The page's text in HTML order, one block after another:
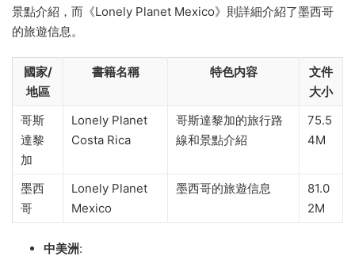
景點介紹，而《Lonely Planet Mexico》則詳細介紹了墨西哥
的旅遊信息。
國家/
地區
書籍名稱 特色内容
文件
大小
哥斯
達黎
加
Lonely Planet
Costa Rica
哥斯達黎加的旅行路
線和景點介紹
75.5
4M
墨西
哥
Lonely Planet
Mexico
墨西哥的旅遊信息
81.0
2M
中美洲: